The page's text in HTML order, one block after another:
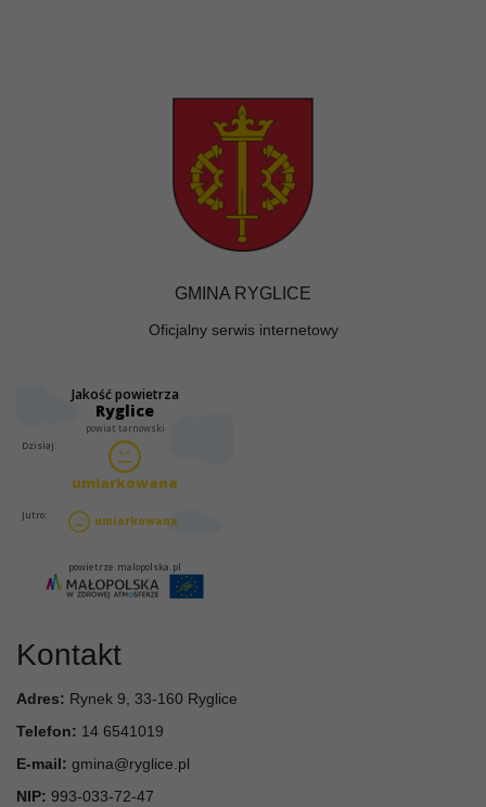
GMINA RYGLICE
Oficjalny serwis internetowy
Kontakt
Adres: Rynek 9, 33-160 Ryglice
Telefon: 14 6541019
E-mail: gmina@ryglice.pl
NIP: 993-033-72-47